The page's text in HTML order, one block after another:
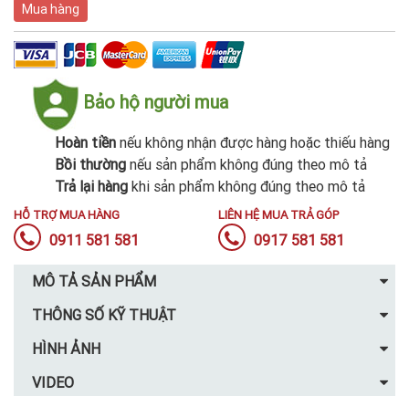
Mua hàng
Bảo hộ người mua
Hoàn tiền nếu không nhận được hàng hoặc thiếu hàng
Bồi thường nếu sản phẩm không đúng theo mô tả
Trả lại hàng khi sản phẩm không đúng theo mô tả
HỖ TRỢ MUA HÀNG
0911 581 581
LIÊN HỆ MUA TRẢ GÓP
0917 581 581
MÔ TẢ SẢN PHẨM
THÔNG SỐ KỸ THUẬT
HÌNH ẢNH
VIDEO